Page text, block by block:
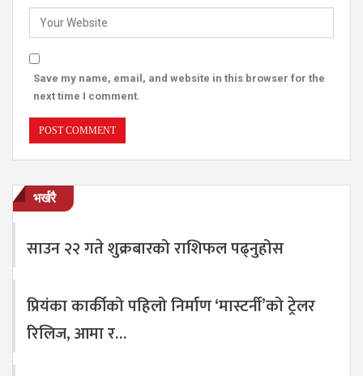
Save my name, email, and website in this browser for the
next time I comment.
भर्खरै
साउन २२ गते शुक्रबारको राशिफल पढ्नुहोस
प्रियंका कार्कीको पहिलो निर्माण ‘मास्टर्नी’को ट्रेलर
रिलिज, आमा र…